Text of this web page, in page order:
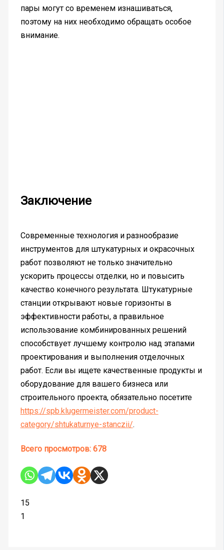
пары могут со временем изнашиваться,
поэтому на них необходимо обращать особое
внимание.
Заключение
Современные технология и разнообразие
инструментов для штукатурных и окрасочных
работ позволяют не только значительно
ускорить процессы отделки, но и повысить
качество конечного результата. Штукатурные
станции открывают новые горизонты в
эффективности работы, а правильное
использование комбинированных решений
способствует лучшему контролю над этапами
проектирования и выполнения отделочных
работ. Если вы ищете качественные продукты и
оборудование для вашего бизнеса или
строительного проекта, обязательно посетите
https://spb.klugermeister.com/product-
category/shtukaturnye-stanczii/.
Всего просмотров: 678
15
1